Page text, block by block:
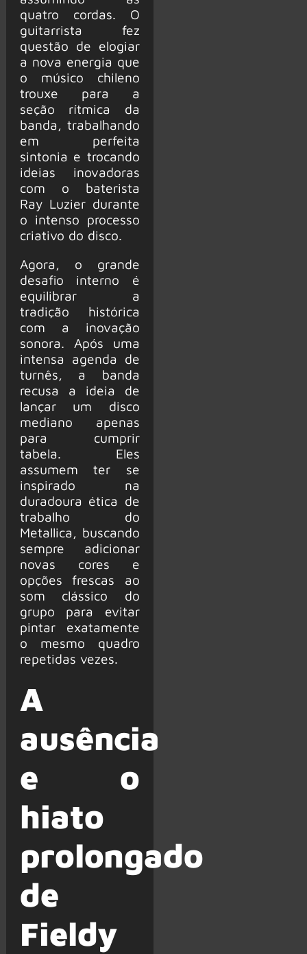
quatro cordas. O
guitarrista fez
questão de elogiar
a nova energia que
o músico chileno
trouxe para a
seção rítmica da
banda, trabalhando
em perfeita
sintonia e trocando
ideias inovadoras
com o baterista
Ray Luzier durante
o intenso processo
criativo do disco.
Agora, o grande
desafio interno é
equilibrar a
tradição histórica
com a inovação
sonora. Após uma
intensa agenda de
turnês, a banda
recusa a ideia de
lançar um disco
mediano apenas
para cumprir
tabela. Eles
assumem ter se
inspirado na
duradoura ética de
trabalho do
Metallica, buscando
sempre adicionar
novas cores e
opções frescas ao
som clássico do
grupo para evitar
pintar exatamente
o mesmo quadro
repetidas vezes.
A
ausência
e o
hiato
prolongado
de
Fieldy